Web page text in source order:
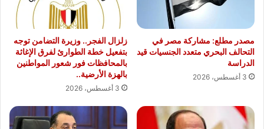
مصدر مطلع: مشاركة مصر في
التحالف البحري متعدد الجنسيات قيد
الدراسة
3 أغسطس، 2026
زلزال الفجر.. وزيرة التضامن توجه
بتفعيل خطة الطوارئ لفرق الإغاثة
بالمحافظات فور شعور المواطنين
بالهزة الأرضية..
3 أغسطس، 2026